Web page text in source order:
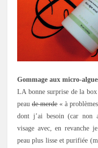
Gommage aux micro-
LA bonne surprise de la
peaude merde« à
dont j’ai besoin (car non
visage avec, en revanche
peau plus lisse et purifiée